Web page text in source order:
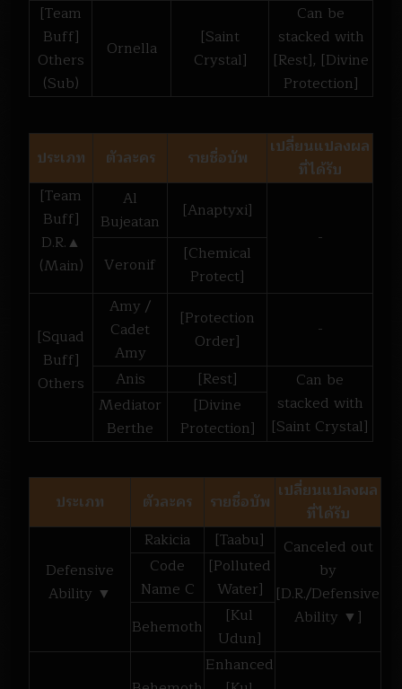
[Team
Buff]
Others
(Sub)
Ornella
[Saint
Crystal]
Can be
stacked with
[Rest], [Divine
Protection]
ประเภท ตัวละคร รายชื่อบัพ
เปลี่ยนแปลงผล
ที่ได้รับ
[Team
Buff]
D.R.▲
(Main)
Al
Bujeatan
[Anaptyxi]
-
Veronif
[Chemical
Protect]
[Squad
Buff]
Others
Amy /
Cadet
Amy
[Protection
Order]
-
Anis [Rest]
Can be
stacked with
[Saint Crystal]
Mediator
Berthe
[Divine
Protection]
ประเภท ตัวละคร รายชื่อบัพ เปลี่ยนแปลงผล
ที่ได้รับ
Defensive
Ability ▼
Rakicia [Taabu]
Canceled out
by
[D.R./Defensive
Ability ▼]
Code
Name C
[Polluted
Water]
Behemoth
[Kul
Udun]
Enhanced